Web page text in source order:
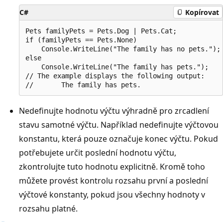
C# Kopírovat
Pets familyPets = Pets.Dog | Pets.Cat;
if (familyPets == Pets.None)
    Console.WriteLine("The family has no pets.");
else
    Console.WriteLine("The family has pets.");
// The example displays the following output:
Nedefinujte hodnotu výčtu výhradně pro zrcadlení
stavu samotné výčtu. Například nedefinujte výčtovou
konstantu, která pouze označuje konec výčtu. Pokud
potřebujete určit poslední hodnotu výčtu,
zkontrolujte tuto hodnotu explicitně. Kromě toho
můžete provést kontrolu rozsahu první a poslední
výčtové konstanty, pokud jsou všechny hodnoty v
rozsahu platné.